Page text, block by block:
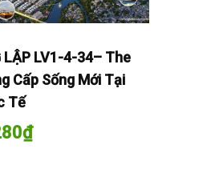
LẬP LV1-4-34– The
Cấp Sống Mới Tại
Tế
₫